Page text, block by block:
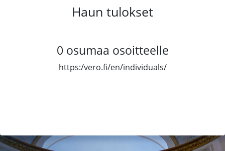
Haun tulokset
0 osumaa osoitteelle
https:/vero.fi/en/individuals/